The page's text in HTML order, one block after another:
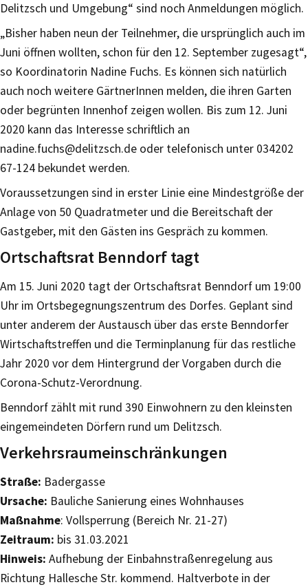
Delitzsch und Umgebung“ sind noch Anmeldungen möglich.
„Bisher haben neun der Teilnehmer, die ursprünglich auch im
Juni öffnen wollten, schon für den 12. September zugesagt“,
so Koordinatorin Nadine Fuchs. Es können sich natürlich
auch noch weitere GärtnerInnen melden, die ihren Garten
oder begrünten Innenhof zeigen wollen. Bis zum 12. Juni
2020 kann das Interesse schriftlich an
nadine.fuchs@delitzsch.de oder telefonisch unter 034202
67-124 bekundet werden.
Voraussetzungen sind in erster Linie eine Mindestgröße der
Anlage von 50 Quadratmeter und die Bereitschaft der
Gastgeber, mit den Gästen ins Gespräch zu kommen.
Ortschaftsrat Benndorf tagt
Am 15. Juni 2020 tagt der Ortschaftsrat Benndorf um 19:00
Uhr im Ortsbegegnungszentrum des Dorfes. Geplant sind
unter anderem der Austausch über das erste Benndorfer
Wirtschaftstreffen und die Terminplanung für das restliche
Jahr 2020 vor dem Hintergrund der Vorgaben durch die
Corona-Schutz-Verordnung.
Benndorf zählt mit rund 390 Einwohnern zu den kleinsten
eingemeindeten Dörfern rund um Delitzsch.
Verkehrsraumeinschränkungen
Straße: Badergasse
Ursache: Bauliche Sanierung eines Wohnhauses
Maßnahme: Vollsperrung (Bereich Nr. 21-27)
Zeitraum: bis 31.03.2021
Hinweis: Aufhebung der Einbahnstraßenregelung aus
Richtung Hallesche Str. kommend. Haltverbote in der